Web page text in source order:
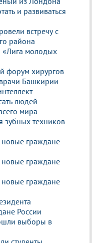
и развиваться
встречу с
района
молодых
форум хирургов
Башкирии
людей
мира
зубных техников
граждане
граждане
граждане
России
выборы в